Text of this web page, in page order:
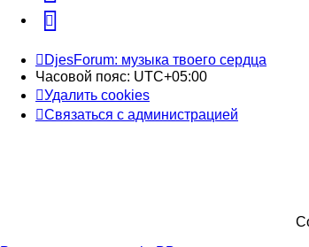
Telegram
DjesForum: музыка твоего сердца
Часовой пояс: UTC+05:00
Удалить cookies
Связаться с администрацией